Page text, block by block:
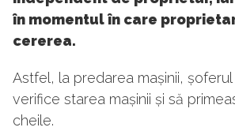
în momentul în care
cererea.
Astfel, la predarea mașinii,
verifice starea mașinii și să
cheile.